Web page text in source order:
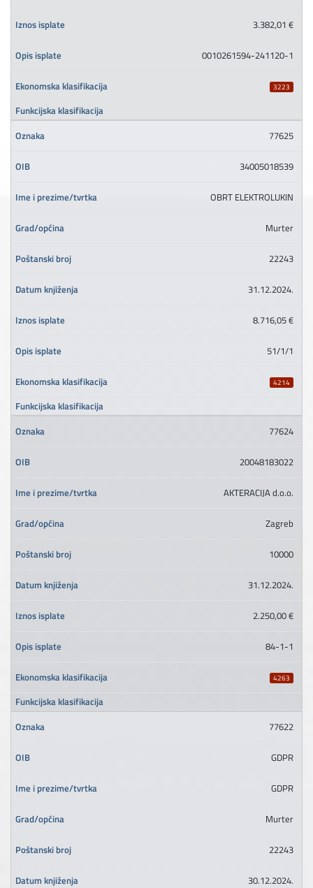
3.382,01 €
0010261594-241120-1
3223
77625
34005018539
OBRT ELEKTROLUKIN
Murter
22243
31.12.2024.
8.716,05 €
51/1/1
4214
77624
20048183022
AKTERACIJA d.o.o.
Zagreb
10000
31.12.2024.
2.250,00 €
84-1-1
4263
77622
GDPR
GDPR
Murter
22243
30.12.2024.